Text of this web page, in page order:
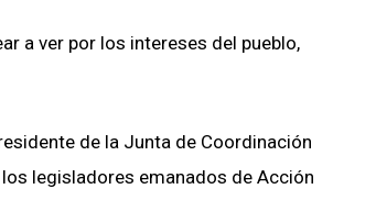
a ver por los intereses del pueblo,
de la Junta de Coordinación
legisladores emanados de Acción